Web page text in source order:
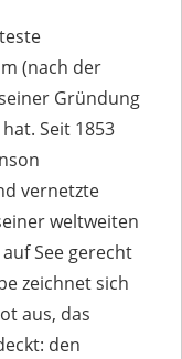
(nach der
Gründung
Seit 1853
vernetzte
weltweiten
See gerecht
zeichnet sich
aus, das
den